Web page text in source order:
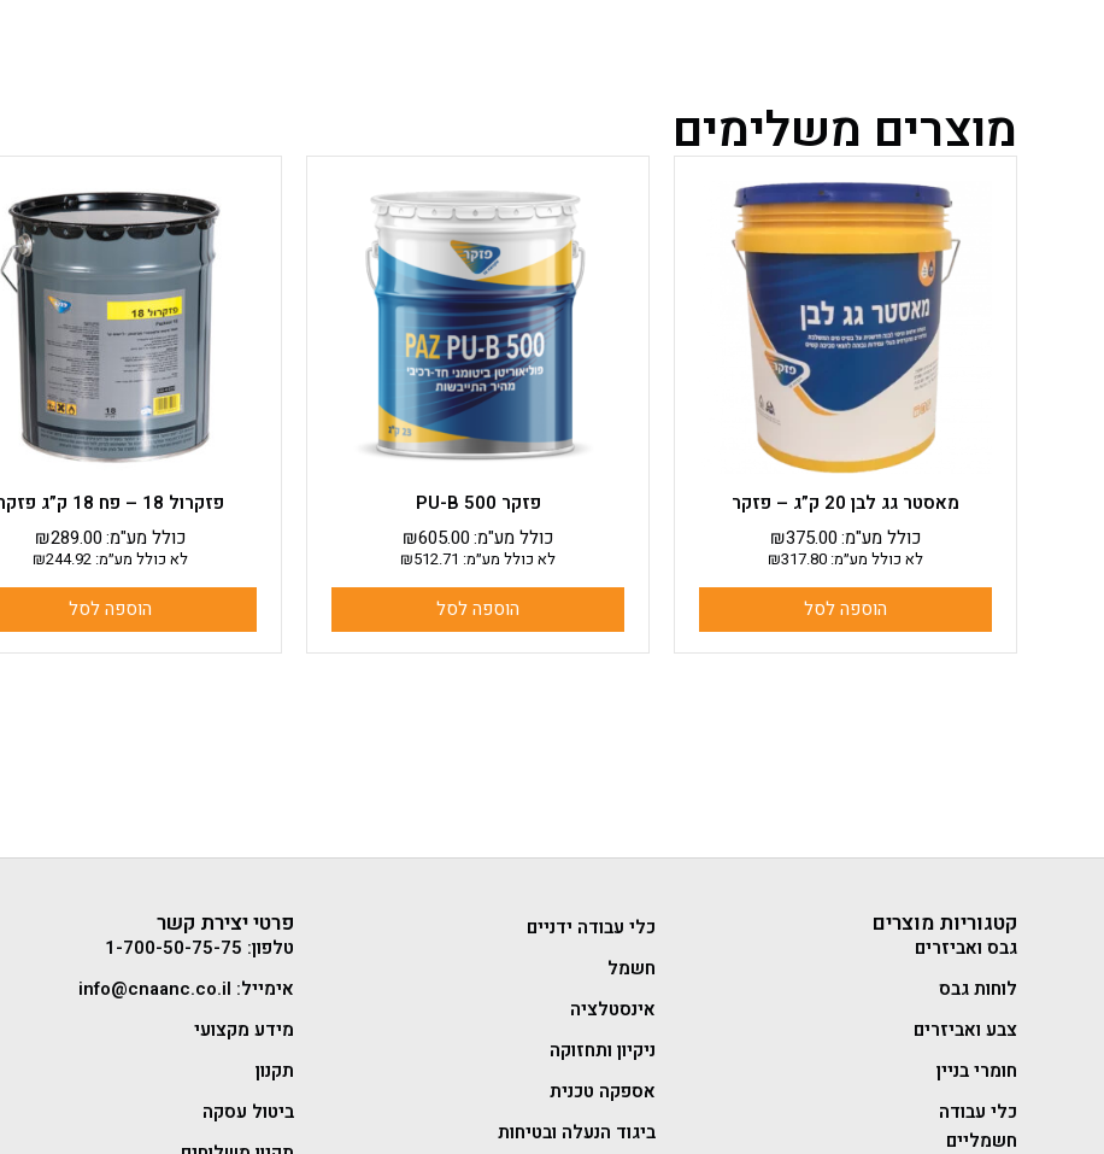
מוצרים משלימים
מאסטר גג לבן 20 ק”ג – פזקר
₪375.00כולל מע"מ:
לא כולל מע״מ: ₪317.80
הוספה לסל
פזקר PU-B 500
₪605.00כולל מע"מ:
לא כולל מע״מ: ₪512.71
הוספה לסל
פזקרול 18 – פח 18 ק”ג פזקר
₪289.00כולל מע"מ:
לא כולל מע״מ: ₪244.92
הוספה לסל
קטגוריות מוצרים
גבס ואביזרים
לוחות גבס
צבע ואביזרים
חומרי בניין
כלי עבודה
חשמליים
כלי עבודה ידניים
חשמל
אינסטלציה
ניקיון ותחזוקה
אספקה טכנית
ביגוד הנעלה ובטיחות
פרטי יצירת קשר
טלפון: 1-700-50-75-75
אימייל: info@cnaanc.co.il
מידע מקצועי
תקנון
ביטול עסקה